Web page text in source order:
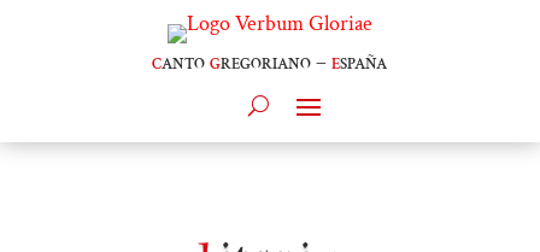
cantogregoriano –españa